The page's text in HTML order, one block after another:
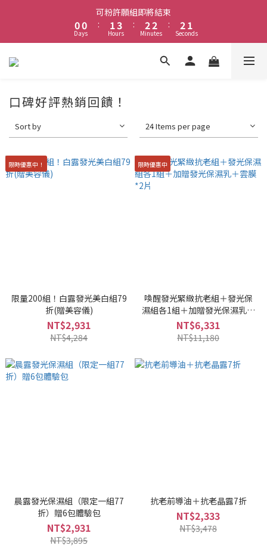
可粉許願組即將結束
00
Days
:
2
1
0
4
3
2
Hours
:
3
2
1
3
2
1
Minutes
:
2
1
1
0
Seconds
口碑好評熱銷回饋！
Sort by 24 Items per page
限時優惠中！
限量200組！白露發光美白組79
折(贈美容儀)
NT$2,931
NT$4,284
限時優惠中
喚醒發光緊緻抗老組＋發光保
濕組各1組＋加贈發光保濕乳＋
雲膜*2片
NT$6,331
NT$11,180
晨露發光保濕組（限定一組77
折）贈6包體驗包
NT$2,931
NT$3,895
抗老前導油＋抗老晶露7折
NT$2,333
NT$3,478